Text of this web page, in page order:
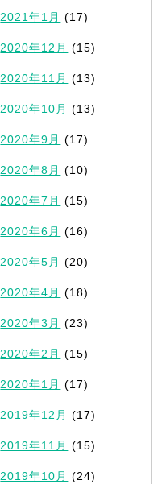
2021年1月 (17)
2020年12月 (15)
2020年11月 (13)
2020年10月 (13)
2020年9月 (17)
2020年8月 (10)
2020年7月 (15)
2020年6月 (16)
2020年5月 (20)
2020年4月 (18)
2020年3月 (23)
2020年2月 (15)
2020年1月 (17)
2019年12月 (17)
2019年11月 (15)
2019年10月 (24)